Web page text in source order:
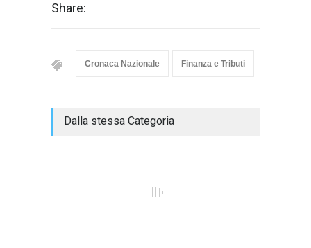
Share:
Cronaca Nazionale Finanza e Tributi
Dalla stessa Categoria